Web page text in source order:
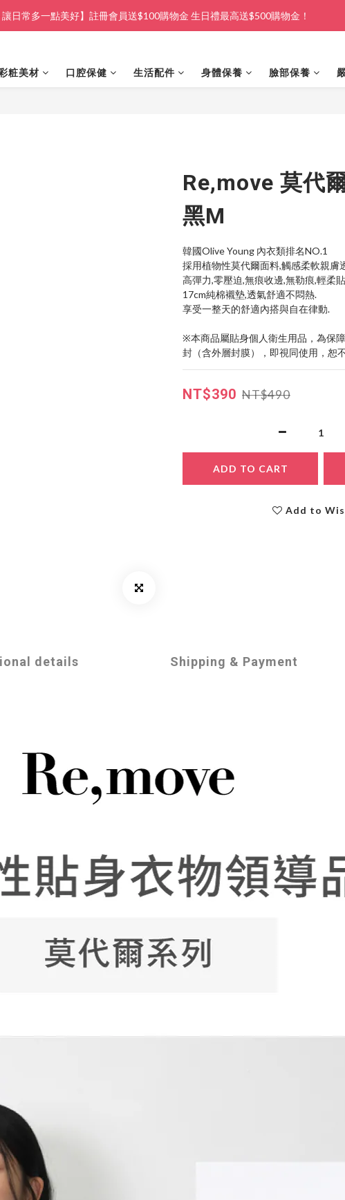
讓日常多一點美好】註冊會員送$100購物金 生日禮最高送$500購物金！
粧美材 口腔保健 生活配件 身體保養 臉部保養
Re,move 莫代
黑M
韓國Olive Young 內衣類排名NO.1
採用植物性莫代爾面料,觸感柔軟親膚
高彈力,零壓迫,無痕收邊,無勒痕,輕柔
17cm純棉襯墊,透氣舒適不悶熱.
享受一整天的舒適內搭與自在律動.
※本商品屬貼身個人衛生用品，為保
封（含外層封膜），即視同使用，恕
NT$390 NT$490
ADD TO CART
Add to
details Shipping & Payment